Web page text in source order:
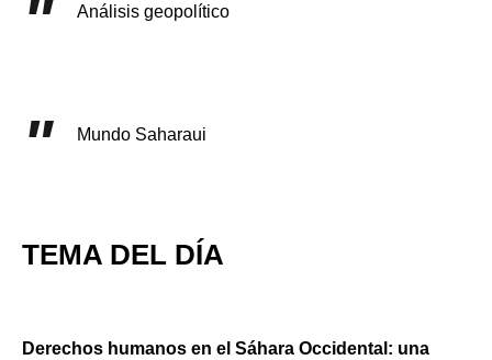
Análisis geopolítico
Mundo Saharaui
TEMA DEL DÍA
Derechos humanos en el Sáhara Occidental: una